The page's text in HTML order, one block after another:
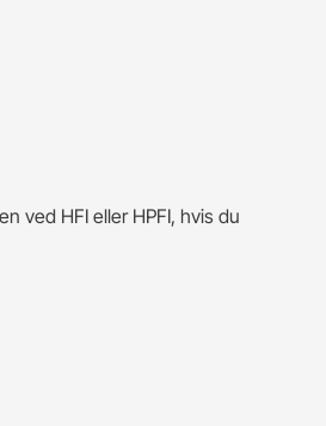
ved HFI eller HPFI, hvis du